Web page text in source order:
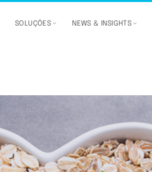
SOLUÇÕES NEWS & INSIGHTS